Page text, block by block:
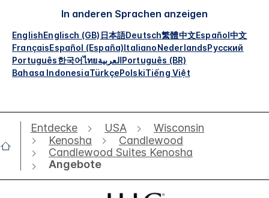
In anderen Sprachen anzeigen
EnglishEnglisch (GB) 日本語Deutsch繁體中文Español中文
FrançaisEspañol (España)ItalianoNederlandsРусский
Português한국어ไทยالعربيةPortuguês (BR)
Bahasa IndonesiaTürkçePolskiTiếng Việt
Entdecke USA
Wisconsin
Kenosha
Candlewood
Candlewood Suites Kenosha
Angebote